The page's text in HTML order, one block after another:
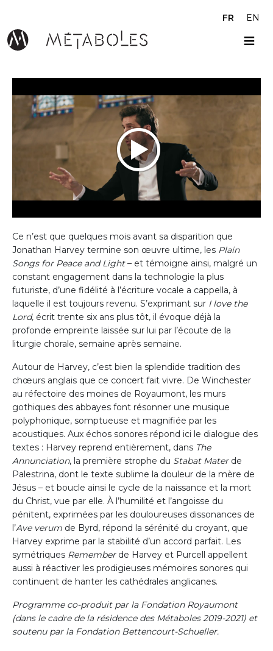
EN
FR
Ce n’est que quelques mois avant sa disparition que
Jonathan Harvey termine son œuvre ultime, les Plain
Songs for Peace and Light– et témoigne ainsi, malgré un
constant engagement dans la technologie la plus
futuriste, d’une fidélité à l’écriture vocale a cappella, à
laquelle il est toujours revenu. S’exprimant sur I love the
Lord, écrit trente six ans plus tôt, il évoque déjà la
profonde empreinte laissée sur lui par l’écoute de la
liturgie chorale, semaine après semaine.
Autour de Harvey, c’est bien la splendide tradition des
chœurs anglais que ce concert fait vivre. De Winchester
au réfectoire des moines de Royaumont, les murs
gothiques des abbayes font résonner une musique
polyphonique, somptueuse et magnifiée par les
acoustiques. Aux échos sonores répond ici le dialogue des
textes : Harvey reprend entièrement, dans The
Annunciation, la première strophe du Stabat Materde
Palestrina, dont le texte sublime la douleur de la mère de
Jésus – et boucle ainsi le cycle de la naissance et la mort
du Christ, vue par elle. À l’humilité et l’angoisse du
pénitent, exprimées par les douloureuses dissonances de
l’Ave verum de Byrd, répond la sérénité du croyant, que
Harvey exprime par la stabilité d’un accord parfait. Les
symétriques Remember de Harvey et Purcell appellent
aussi à réactiver les prodigieuses mémoires sonores qui
continuent de hanter les cathédrales anglicanes.
Programme co-produit par la Fondation Royaumont
(dans le cadre de la résidence des Métaboles 2019-2021) et
soutenu par la Fondation Bettencourt-Schueller.